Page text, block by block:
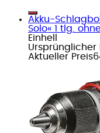
Akku-
Solo« 1 tlg.
Einhell
Ursprünglicher
Aktueller Preis